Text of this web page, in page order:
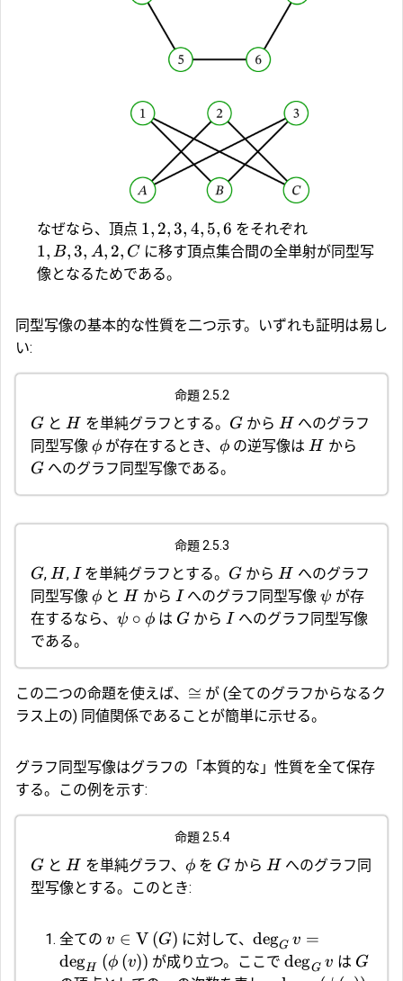
なぜなら、頂点 1, 2, 3, 4, 5,6 をそれぞれ
1, B, 3, A, 2, C に移す頂点集合間の全単射が同型写
像となるためである。
同型写像の基本的な性質を二つ示す。いずれも証明は易し
い:
命題 2.5.2
G と H を単純グラフとする。 Gから H へのグラフ
同型写像 ϕ が存在するとき、 ϕ の逆写像は H から
G へのグラフ同型写像である。
命題 2.5.3
G, H, Iを単純グラフとする。 G からH へのグラフ
同型写像 ϕ と H から Iへのグラフ同型写像ψ が存
在するなら、 ψ ∘ ϕ は G からIへのグラフ同型写像
である。
この二つの命題を使えば、 ≅ が (全てのグラフからなるク
ラス上の) 同値関係であることが簡単に示せる。
グラフ同型写像はグラフの「本質的な」性質を全て保存
する。この例を示す:
命題 2.5.4
G と H を単純グラフ、 ϕを Gから H へのグラフ同
型写像とする。このとき:
全ての v ∈ V (G) に対して、 degG v =
degH (ϕ (v)) が成り立つ。ここでdegG v は G